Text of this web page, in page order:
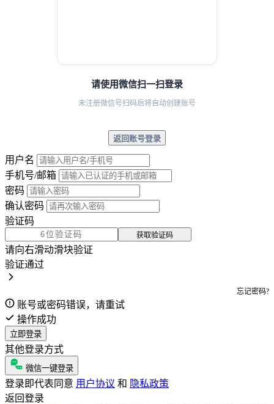
请使用微信扫一扫登录
未注册微信号扫码后将自动创建账号
返回账号登录
用户名
手机号/邮箱
密码
确认密码
验证码
获取验证码
请向右滑动滑块验证
验证通过
忘记密码?
账号或密码错误，请重试
操作成功
立即登录
其他登录方式
微信一键登录
登录即代表同意 用户协议 和 隐私政策
返回登录